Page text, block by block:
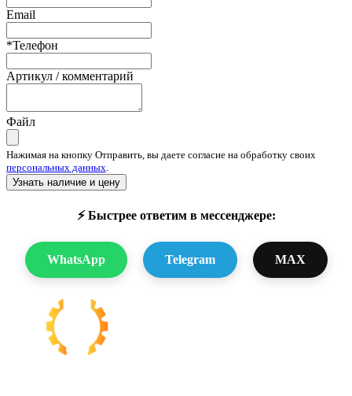
Email
*Телефон
Артикул / комментарий
Файл
Нажимая на кнопку Отправить, вы даете согласие на обработку своих
персональных данных
Узнать наличие и цену
⚡ Быстрее ответим в мессенджере:
WhatsApp Telegram MAX